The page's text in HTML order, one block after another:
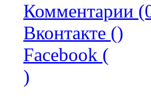
Комментарии
Вконтакте ()
Facebook (
)